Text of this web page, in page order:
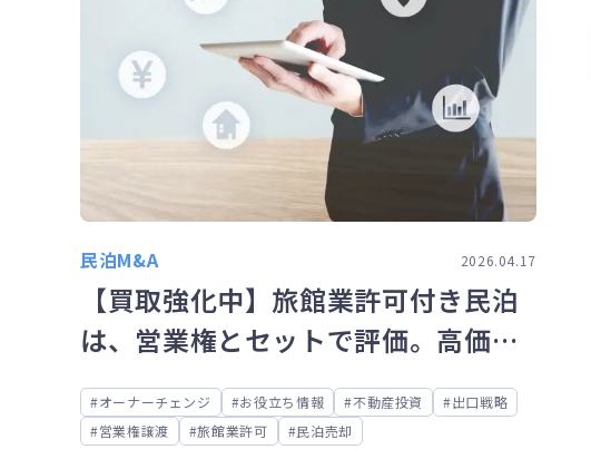
民泊M&A 2026.04.17
【買取強化中】旅館業許可付き民泊
は、営業権とセットで評価。高価買
取の理由とは？
オーナーチェンジ お役立ち情報 不動産投資
出口戦略
営業権譲渡
旅館業許可 民泊売却